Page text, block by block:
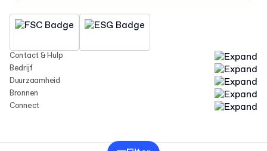
Contact & Hulp
Bedrijf
Duurzaamheid
Bronnen
Connect